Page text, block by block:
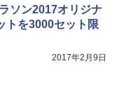
ソン2017オリジナ
トを3000セット限
2017年2月9日